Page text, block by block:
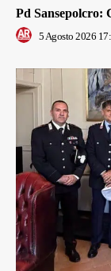
Pd Sansepolcro:
5 Agosto 2026